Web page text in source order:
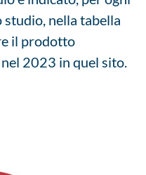
nella tabella
il prodotto
2023 in quel sito.